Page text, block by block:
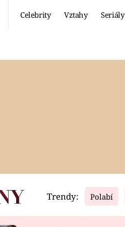
Celebrity Vztahy Seriály
Video
Trendy: Polabí